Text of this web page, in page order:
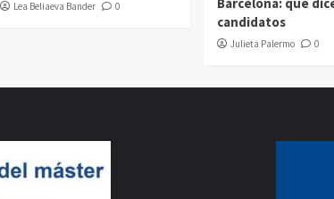
Lea Beliaeva Bander 0
candidatos
Julieta Palermo 0